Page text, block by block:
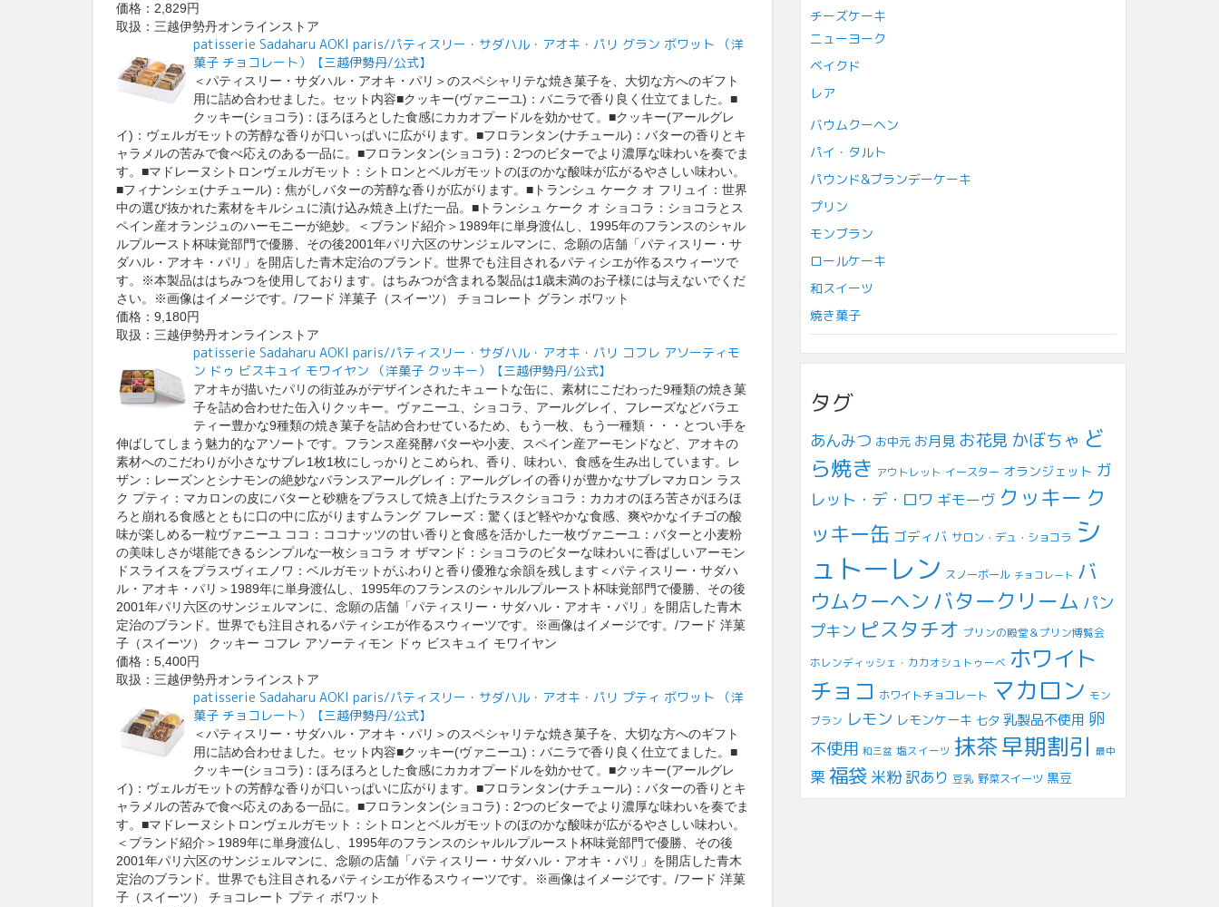
価格：2,829円
取扱：三越伊勢丹オンラインストア
patisserie Sadaharu AOKI paris/パティスリー・サダハル・アオキ・パリ グラン ボワット （洋
菓子 チョコレート）【三越伊勢丹/公式】
＜パティスリー・サダハル・アオキ・パリ＞のスペシャリテな焼き菓子を、大切な方へのギフト
用に詰め合わせました。セット内容■クッキー(ヴァニーユ)：バニラで香り良く仕立てました。■
クッキー(ショコラ)：ほろほろとした食感にカカオプードルを効かせて。■クッキー(アールグレ
イ)：ヴェルガモットの芳醇な香りが口いっぱいに広がります。■フロランタン(ナチュール)：バターの香りとキ
ャラメルの苦みで食べ応えのある一品に。■フロランタン(ショコラ)：2つのビターでより濃厚な味わいを奏でま
す。■マドレーヌシトロンヴェルガモット：シトロンとベルガモットのほのかな酸味が広がるやさしい味わい。
■フィナンシェ(ナチュール)：焦がしバターの芳醇な香りが広がります。■トランシュ ケーク オ フリュイ：世界
中の選び抜かれた素材をキルシュに漬け込み焼き上げた一品。■トランシュ ケーク オ ショコラ：ショコラとス
ペイン産オランジュのハーモニーが絶妙。＜ブランド紹介＞1989年に単身渡仏し、1995年のフランスのシャル
ルプルースト杯味覚部門で優勝、その後2001年パリ六区のサンジェルマンに、念願の店舗「パティスリー・サ
ダハル・アオキ・パリ」を開店した青木定治のブランド。世界でも注目されるパティシエが作るスウィーツで
す。※本製品ははちみつを使用しております。はちみつが含まれる製品は1歳未満のお子様には与えないでくだ
さい。※画像はイメージです。/フード 洋菓子（スイーツ） チョコレート グラン ボワット
価格：9,180円
取扱：三越伊勢丹オンラインストア
patisserie Sadaharu AOKI paris/パティスリー・サダハル・アオキ・パリ コフレ アソーティモ
ン ドゥ ビスキュイ モワイヤン （洋菓子 クッキー）【三越伊勢丹/公式】
アオキが描いたパリの街並みがデザインされたキュートな缶に、素材にこだわった9種類の焼き菓
子を詰め合わせた缶入りクッキー。ヴァニーユ、ショコラ、アールグレイ、フレーズなどバラエ
ティー豊かな9種類の焼き菓子を詰め合わせているため、もう一枚、もう一種類・・・とつい手を
伸ばしてしまう魅力的なアソートです。フランス産発酵バターや小麦、スペイン産アーモンドなど、アオキの
素材へのこだわりが小さなサブレ1枚1枚にしっかりとこめられ、香り、味わい、食感を生み出しています。レ
ザン：レーズンとシナモンの絶妙なバランスアールグレイ：アールグレイの香りが豊かなサブレマカロン ラス
ク プティ：マカロンの皮にバターと砂糖をプラスして焼き上げたラスクショコラ：カカオのほろ苦さがほろほ
ろと崩れる食感とともに口の中に広がりますムラング フレーズ：驚くほど軽やかな食感、爽やかなイチゴの酸
味が楽しめる一粒ヴァニーユ ココ：ココナッツの甘い香りと食感を活かした一枚ヴァニーユ：バターと小麦粉
の美味しさが堪能できるシンプルな一枚ショコラ オ ザマンド：ショコラのビターな味わいに香ばしいアーモン
ドスライスをプラスヴィエノワ：ベルガモットがふわりと香り優雅な余韻を残します＜パティスリー・サダハ
ル・アオキ・パリ＞1989年に単身渡仏し、1995年のフランスのシャルルプルースト杯味覚部門で優勝、その後
2001年パリ六区のサンジェルマンに、念願の店舗「パティスリー・サダハル・アオキ・パリ」を開店した青木
定治のブランド。世界でも注目されるパティシエが作るスウィーツです。※画像はイメージです。/フード 洋菓
子（スイーツ） クッキー コフレ アソーティモン ドゥ ビスキュイ モワイヤン
価格：5,400円
取扱：三越伊勢丹オンラインストア
patisserie Sadaharu AOKI paris/パティスリー・サダハル・アオキ・パリ プティ ボワット （洋
菓子 チョコレート）【三越伊勢丹/公式】
＜パティスリー・サダハル・アオキ・パリ＞のスペシャリテな焼き菓子を、大切な方へのギフト
用に詰め合わせました。セット内容■クッキー(ヴァニーユ)：バニラで香り良く仕立てました。■
クッキー(ショコラ)：ほろほろとした食感にカカオプードルを効かせて。■クッキー(アールグレ
イ)：ヴェルガモットの芳醇な香りが口いっぱいに広がります。■フロランタン(ナチュール)：バターの香りとキ
ャラメルの苦みで食べ応えのある一品に。■フロランタン(ショコラ)：2つのビターでより濃厚な味わいを奏でま
す。■マドレーヌシトロンヴェルガモット：シトロンとベルガモットのほのかな酸味が広がるやさしい味わい。
＜ブランド紹介＞1989年に単身渡仏し、1995年のフランスのシャルルプルースト杯味覚部門で優勝、その後
2001年パリ六区のサンジェルマンに、念願の店舗「パティスリー・サダハル・アオキ・パリ」を開店した青木
定治のブランド。世界でも注目されるパティシエが作るスウィーツです。※画像はイメージです。/フード 洋菓
子（スイーツ） チョコレート プティ ボワット
チーズケーキ
ニューヨーク
ベイクド
レア
バウムクーヘン
パイ・タルト
パウンド&ブランデーケーキ
プリン
モンブラン
ロールケーキ
和スイーツ
焼き菓子
タグ
あんみつ お中元 お月見 お花見 かぼちゃ ど
ら焼き アウトレット イースター オランジェット ガ
レット・デ・ロワ ギモーヴ クッキー ク
ッキー缶 ゴディバ サロン・デュ・ショコラ シ
ュトーレン スノーボール チョコレート バ
ウムクーヘンバタークリーム パン
プキン ピスタチオ プリンの殿堂＆プリン博覧会
ホレンディッシェ・カカオシュトゥーベ ホワイト
チョコ ホワイトチョコレート マカロン モン
ブラン レモン レモンケーキ 七夕 乳製品不使用 卵
不使用 和三盆 塩スイーツ 抹茶早期割引 最中
栗 福袋 米粉 訳あり 豆乳 野菜スイーツ 黒豆